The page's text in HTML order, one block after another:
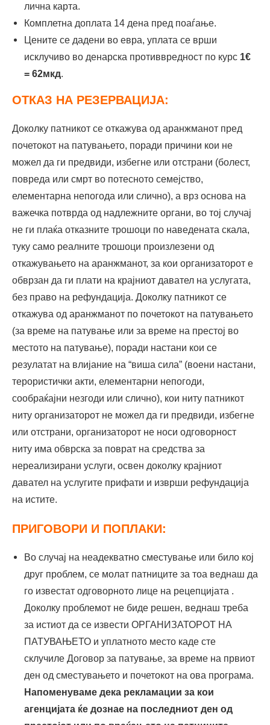
лична карта.
Комплетна доплата 14 дена пред поаѓање.
Цените се дадени во евра, уплата се врши
исклучиво во денарска противвредност по курс 1€
= 62мкд.
ОТКАЗ НА РЕЗЕРВАЦИЈА:
Доколку патникот се откажува од аранжманот пред
почетокот на патувањето, поради причини кои не
можел да ги предвиди, избегне или отстрани (болест,
повреда или смрт во потесното семејство,
елементарна непогода или слично), а врз основа на
важечка потврда од надлежните органи, во тој случај
не ги плаќа отказните трошоци по наведената скала,
туку само реалните трошоци произлезени од
откажувањето на аранжманот, за кои организаторот е
обврзан да ги плати на крајниот давател на услугата,
без право на рефундација. Доколку патникот се
откажува од аранжманот по почетокот на патувањето
(за време на патување или за време на престој во
местото на патување), поради настани кои се
резулатат на влијание на “виша сила” (воени настани,
терористички акти, елементарни непогоди,
сообраќајни незгоди или слично), кои ниту патникот
ниту организаторот не можел да ги предвиди, избегне
или отстрани, организаторот не носи одговорност
ниту има обврска за поврат на средства за
нереализирани услуги, освен доколку крајниот
давател на услугите прифати и изврши рефундација
на истите.
ПРИГОВОРИ И ПОПЛАКИ:
Во случај на неадекватно сместување или било кој
друг проблем, се молат патниците за тоа веднаш да
го известат одговорното лице на рецепцијата .
Доколку проблемот не биде решен, веднаш треба
за истиот да се извести ОРГАНИЗАТОРОТ НА
ПАТУВАЊЕТО и уплатното место каде сте
склучиле Договор за патување, за време на првиот
ден од сместувањето и почетокот на ова програма.
Напоменуваме дека рекламации за кои
агенцијата ќе дознае на последниот ден од